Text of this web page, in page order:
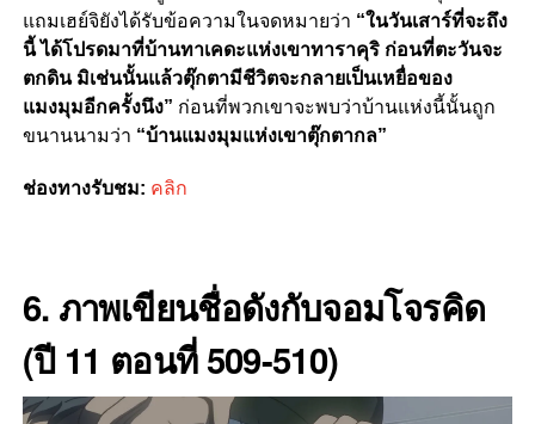
แถมเฮย์จิยังได้รับข้อความในจดหมายว่า “ในวันเสาร์ที่จะถึง
นี้ ได้โปรดมาที่บ้านทาเคดะแห่งเขาทาราคุริ ก่อนที่ตะวันจะ
ตกดิน มิเช่นนั้นแล้วตุ๊กตามีชีวิตจะกลายเป็นเหยื่อของ
แมงมุมอีกครั้งนึง” ก่อนที่พวกเขาจะพบว่าบ้านแห่งนี้นั้นถูก
ขนานนามว่า “บ้านแมงมุมแห่งเขาตุ๊กตากล”
ช่องทางรับชม: คลิก
6. ภาพเขียนชื่อดังกับจอมโจรคิด
(ปี 11 ตอนที่ 509-510)